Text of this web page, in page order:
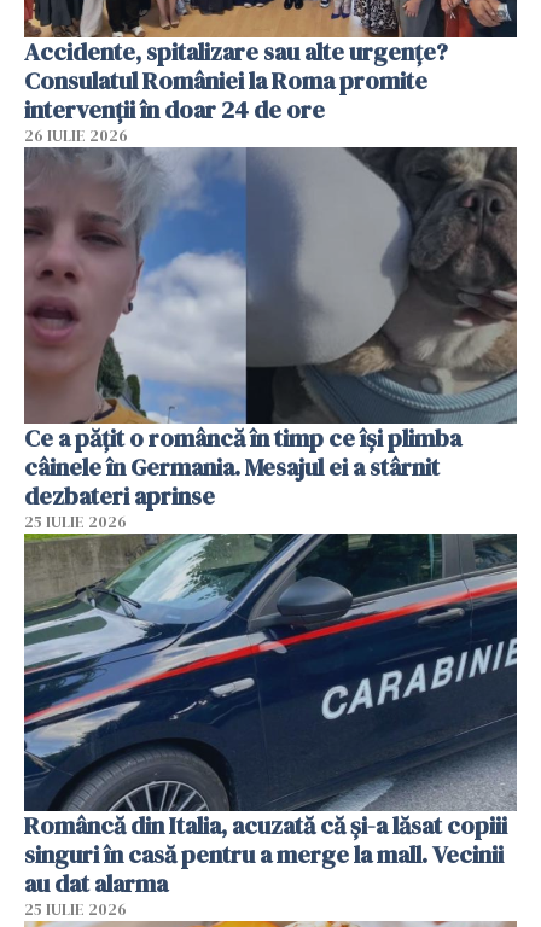
Accidente, spitalizare sau alte urgențe?
Consulatul României la Roma promite
intervenții în doar 24 de ore
26 IULIE 2026
Ce a pățit o româncă în timp ce își plimba
câinele în Germania. Mesajul ei a stârnit
dezbateri aprinse
25 IULIE 2026
Româncă din Italia, acuzată că și-a lăsat copiii
singuri în casă pentru a merge la mall. Vecinii
au dat alarma
25 IULIE 2026